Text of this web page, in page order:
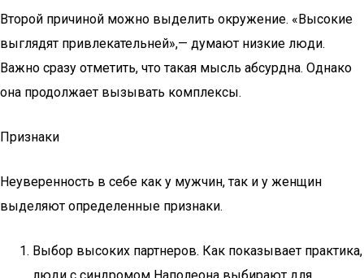
Второй причиной можно выделить окружение. «Высокие
выглядят привлекательней»,— думают низкие люди.
Важно сразу отметить, что такая мысль абсурдна. Однако
она продолжает вызывать комплексы.
Признаки
Неуверенность в себе как у мужчин, так и у женщин
выделяют определенные признаки.
Выбор высоких партнеров. Как показывает практика,